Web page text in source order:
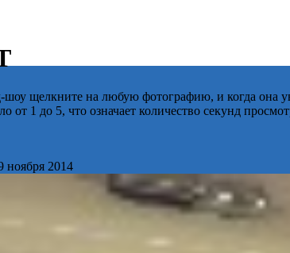
щелкните на любую фотографию, и когда она
1 до 5, что означает количество секунд
ноября 2014